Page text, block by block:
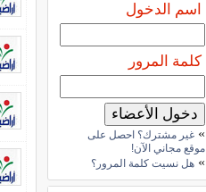
اسم الدخول
كلمة المرور
» غير مشترك؟ احصل على
موقع مجاني الآن!
» هل نسيت كلمة المرور؟